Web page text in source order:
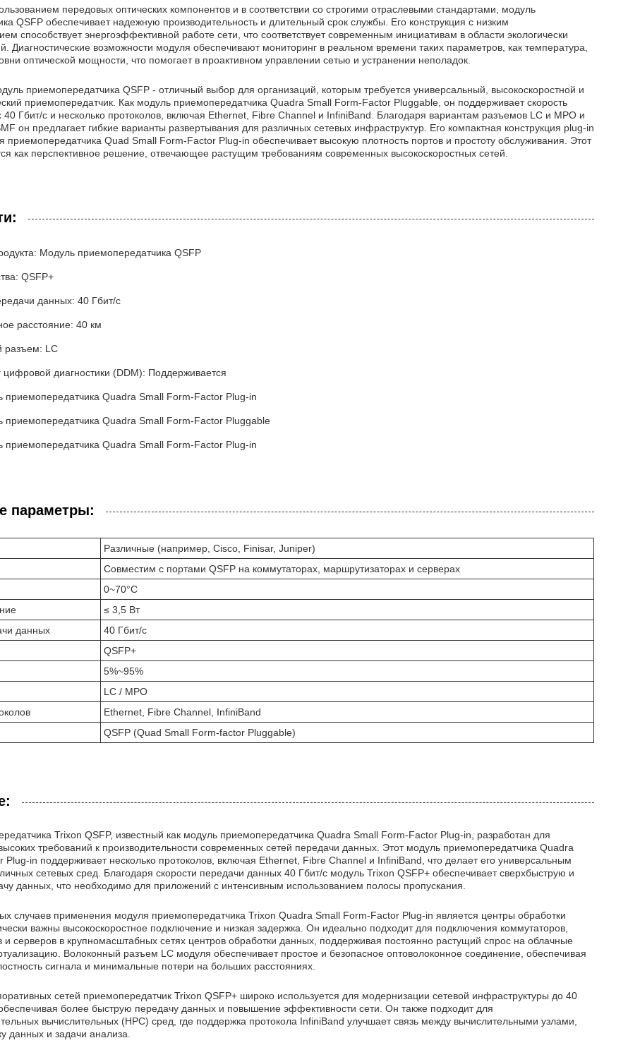
передовых оптических компонентов и в соответствии со строгими отраслевыми стандартами, модуль
QSFP обеспечивает надежную производительность и длительный срок службы. Его конструкция с низким
способствует энергоэффективной работе сети, что соответствует современным инициативам в области экологически
Диагностические возможности модуля обеспечивают мониторинг в реальном времени таких параметров, как температура,
оптической мощности, что помогает в проактивном управлении сетью и устранении неполадок.
приемопередатчика QSFP - отличный выбор для организаций, которым требуется универсальный, высокоскоростной и
приемопередатчик. Как модуль приемопередатчика Quadra Small Form-Factor Pluggable, он поддерживает скорость
Гбит/с и несколько протоколов, включая Ethernet, Fibre Channel и InfiniBand. Благодаря вариантам разъемов LC и MPO и
он предлагает гибкие варианты развертывания для различных сетевых инфраструктур. Его компактная конструкция plug-in
приемопередатчика Quad Small Form-Factor Plug-in обеспечивает высокую плотность портов и простоту обслуживания. Этот
как перспективное решение, отвечающее растущим требованиям современных высокоскоростных сетей.
Модуль приемопередатчика QSFP
QSFP+
данных: 40 Гбит/с
расстояние: 40 км
разъем: LC
цифровой диагностики (DDM): Поддерживается
приемопередатчика Quadra Small Form-Factor Plug-in
приемопередатчика Quadra Small Form-Factor Pluggable
приемопередатчика Quadra Small Form-Factor Plug-in
параметры:
Различные (например, Cisco, Finisar, Juniper)
Совместим с портами QSFP на коммутаторах, маршрутизаторах и серверах
0~70°C
≤ 3,5 Вт
данных
40 Гбит/с
QSFP+
5%~95%
LC / MPO
Ethernet, Fibre Channel, InfiniBand
QSFP (Quad Small Form-factor Pluggable)
Trixon QSFP, известный как модуль приемопередатчика Quadra Small Form-Factor Plug-in, разработан для
требований к производительности современных сетей передачи данных. Этот модуль приемопередатчика Quadra
Plug-in поддерживает несколько протоколов, включая Ethernet, Fibre Channel и InfiniBand, что делает его универсальным
сетевых сред. Благодаря скорости передачи данных 40 Гбит/с модуль Trixon QSFP+ обеспечивает сверхбыструю и
данных, что необходимо для приложений с интенсивным использованием полосы пропускания.
случаев применения модуля приемопередатчика Trixon Quadra Small Form-Factor Plug-in является центры обработки
важны высокоскоростное подключение и низкая задержка. Он идеально подходит для подключения коммутаторов,
и серверов в крупномасштабных сетях центров обработки данных, поддерживая постоянно растущий спрос на облачные
Волоконный разъем LC модуля обеспечивает простое и безопасное оптоволоконное соединение, обеспечивая
сигнала и минимальные потери на больших расстояниях.
сетей приемопередатчик Trixon QSFP+ широко используется для модернизации сетевой инфраструктуры до 40
более быструю передачу данных и повышение эффективности сети. Он также подходит для
вычислительных (HPC) сред, где поддержка протокола InfiniBand улучшает связь между вычислительными узлами,
данных и задачи анализа.